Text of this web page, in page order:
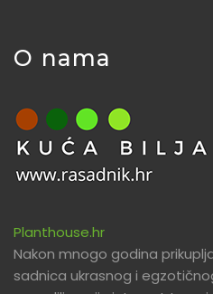
O nama
Planthouse.hr
Nakon mnogo godina
sadnica ukrasnog i